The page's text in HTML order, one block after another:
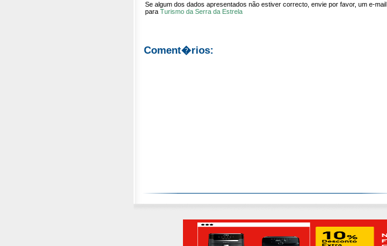
Se algum dos dados apresentados não estiver correcto, envie por favor, um e-mail
para Turismo da Serra da Estrela
Coment�rios: